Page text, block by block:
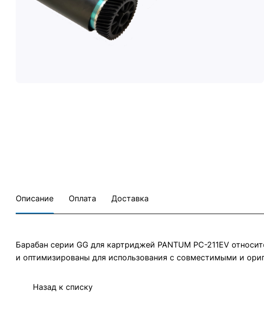
Описание Оплата Доставка
Барабан серии GG для картриджей PANTUM PC-211EV
и оптимизированы для использования с совместимыми и
Назад к списку